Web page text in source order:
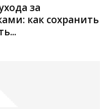
за
как сохранить